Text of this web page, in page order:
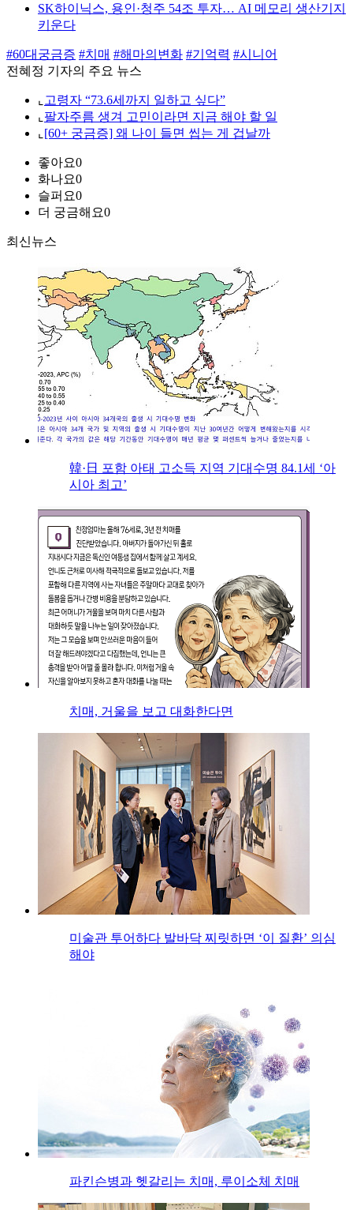
SK하이닉스, 용인·청주 54조 투자… AI 메모리 생산기지
키운다
#60대궁금증 #치매 #해마의변화 #기억력 #시니어
전혜정 기자의 주요 뉴스
⌞ 고령자 “73.6세까지 일하고 싶다”
⌞ 팔자주름 생겨 고민이라면 지금 해야 할 일
⌞ [60+ 궁금증] 왜 나이 들면 씹는 게 겁날까
좋아요0
화나요0
슬퍼요0
더 궁금해요0
최신뉴스
韓·日 포함 아태 고소득 지역 기대수명 84.1세 ‘아
시아 최고’
치매, 거울을 보고 대화한다면
미술관 투어하다 발바닥 찌릿하면 ‘이 질환’ 의심
해야
파킨슨병과 헷갈리는 치매, 루이소체 치매